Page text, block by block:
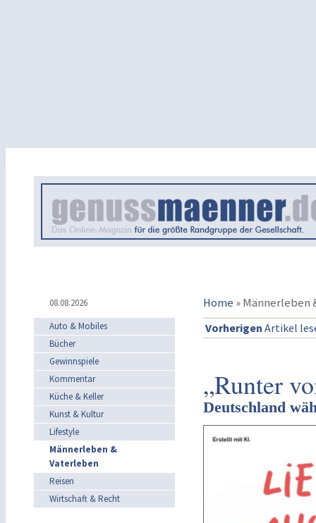
08.08.2026 Home »Männerleben
Auto & Mobiles
Bücher
Gewinnspiele
Kommentar
Küche & Keller
Kunst & Kultur
Lifestyle
Männerleben &
Vaterleben
Reisen
Wirtschaft & Recht
Vorherigen Artikel
„Runter
Deutschland